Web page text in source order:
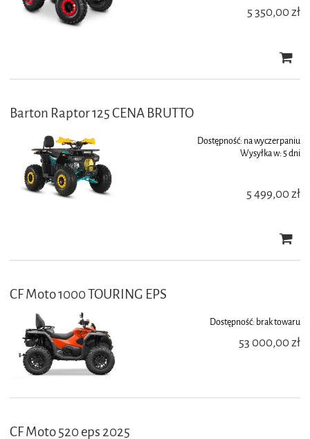
5 350,00 zł
Barton Raptor 125 CENA BRUTTO
Dostępność: na wyczerpaniu
Wysyłka w:5 dni
5 499,00 zł
CF Moto 1000 TOURING EPS
Dostępność: brak towaru
53 000,00 zł
CF Moto 520 eps 2025